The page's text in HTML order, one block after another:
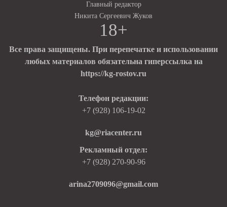
Главный редактор
Никита Сергеевич Жуков
18+
Все права защищены. При перепечатке и использовании
любых материалов обязательна гиперссылка на
https://kg-rostov.ru
Телефон редакции:
+7 (928) 106-19-02
kg@riacenter.ru
Рекламный отдел:
+7 (928) 270-90-96
arina2709096@gmail.com